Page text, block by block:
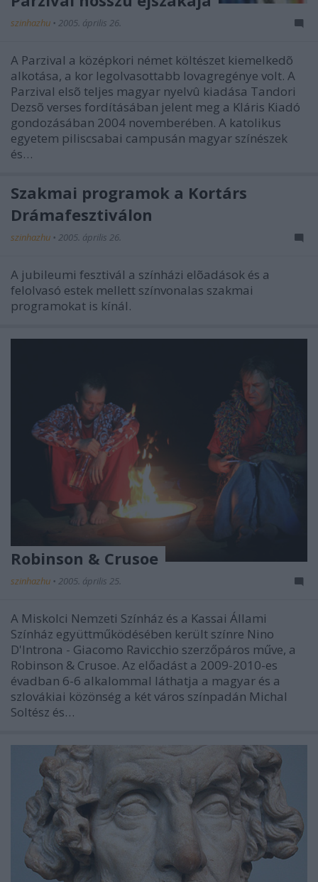
szinhazhu • 2005. április 26.
A Parzival a középkori német költészet kiemelkedõ
alkotása, a kor legolvasottabb lovagregénye volt. A
Parzival elsõ teljes magyar nyelvû kiadása Tandori
Dezsõ verses fordításában jelent meg a Kláris Kiadó
gondozásában 2004 novemberében. A katolikus
egyetem piliscsabai campusán magyar színészek
és…
Szakmai programok a Kortárs
Drámafesztiválon
szinhazhu • 2005. április 26.
A jubileumi fesztivál a színházi elõadások és a
felolvasó estek mellett színvonalas szakmai
programokat is kínál.
Robinson & Crusoe
szinhazhu • 2005. április 25.
A Miskolci Nemzeti Színház és a Kassai Állami
Színház együttműködésében került színre Nino
D'Introna - Giacomo Ravicchio szerzőpáros műve, a
Robinson & Crusoe. Az előadást a 2009-2010-es
évadban 6-6 alkalommal láthatja a magyar és a
szlovákiai közönség a két város színpadán Michal
Soltész és…